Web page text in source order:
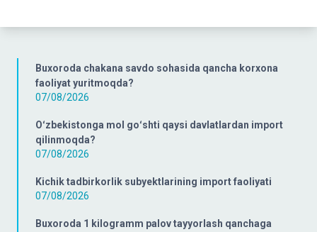
Buxoroda chakana savdo sohasida qancha korxona
faoliyat yuritmoqda?
07/08/2026
Oʻzbekistonga mol goʻshti qaysi davlatlardan import
qilinmoqda?
07/08/2026
Kichik tadbirkorlik subyektlarining import faoliyati
07/08/2026
Buxoroda 1 kilogramm palov tayyorlash qanchaga